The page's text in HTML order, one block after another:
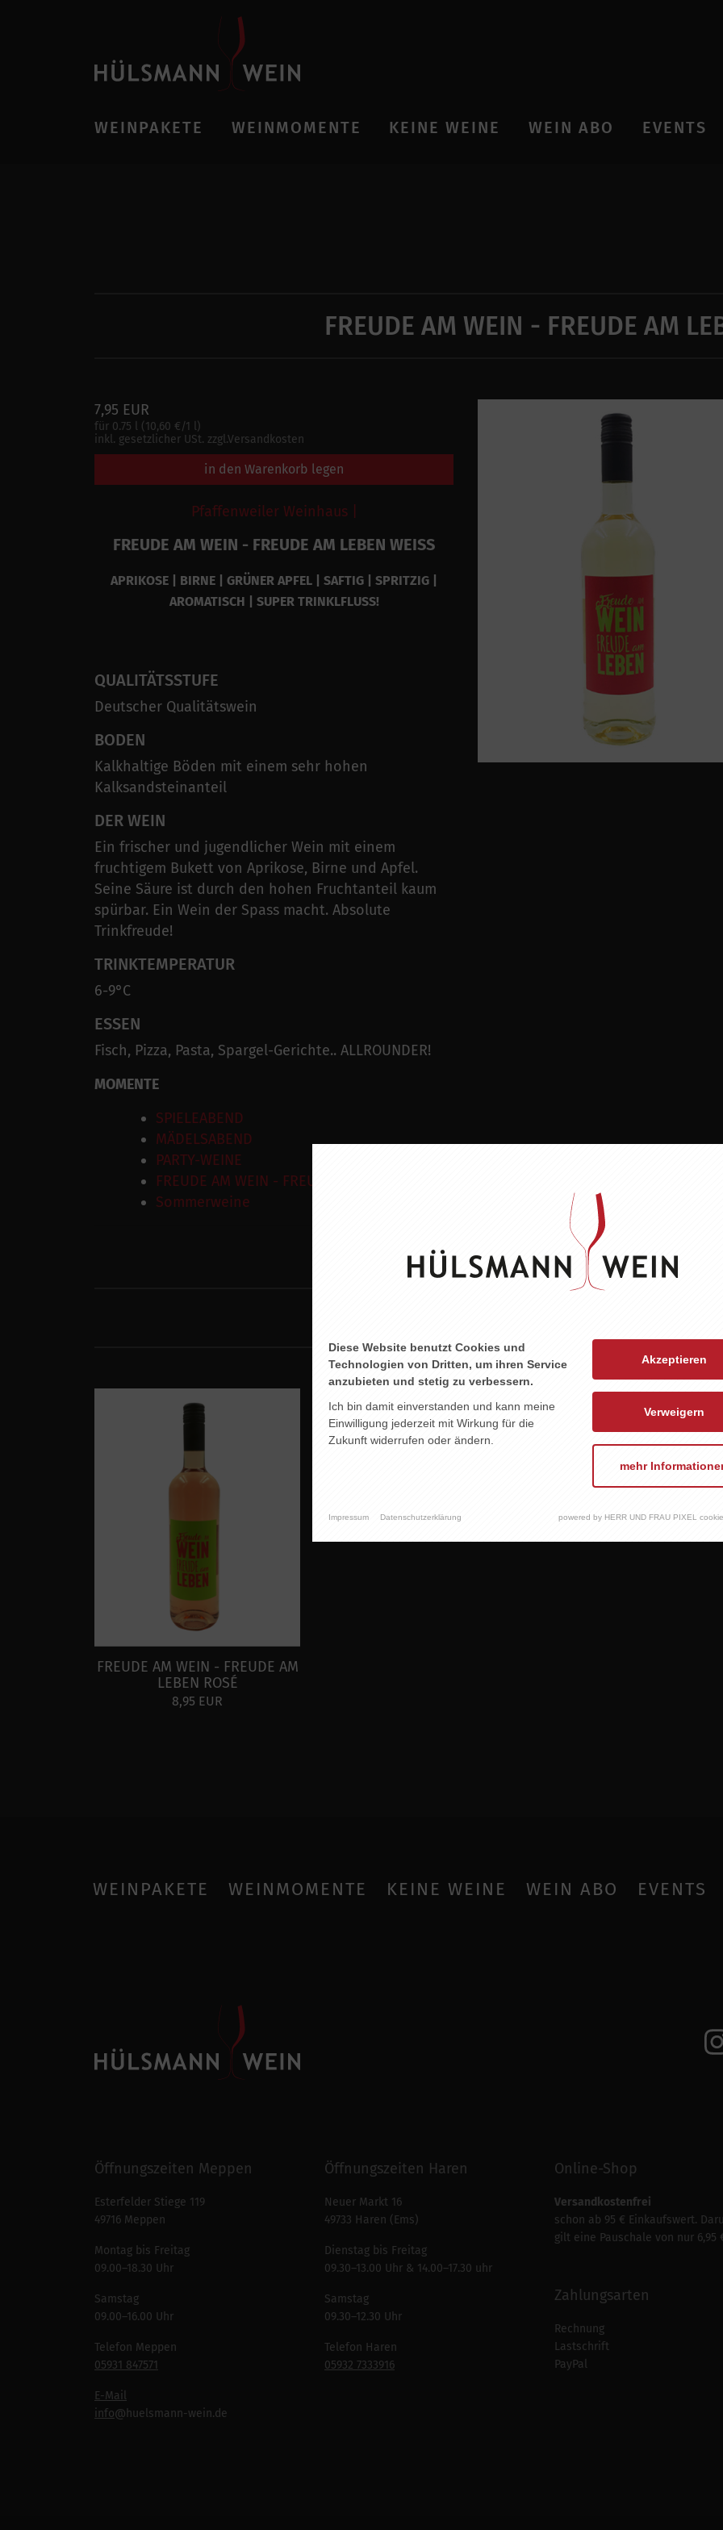
WEINPAKETE WEINMOMENTE KEINE WEINE WEIN ABO EVENTS
FREUDE AM WEIN - FREUDE AM
7,95 EUR
für 0.75 l (10,60 €/1 l)
inkl. gesetzlicher USt. zzgl.Versandkosten
in den Warenkorb legen
Pfaffenweiler Weinhaus |
FREUDE AM WEIN - FREUDE AM LEBEN WEISS
APRIKOSE | BIRNE | GRÜNER APFEL | SAFTIG | SPRITZIG |
AROMATISCH | SUPER TRINKLFLUSS!
QUALITÄTSSTUFE
Deutscher Qualitätswein
BODEN
Kalkhaltige Böden mit einem sehr hohen
Kalksandsteinanteil
DER WEIN
Ein frischer und jugendlicher Wein mit einem
fruchtigem Bukett von Aprikose, Birne und Apfel.
Seine Säure ist durch den hohen Fruchtanteil kaum
spürbar. Ein Wein der Spass macht. Absolute
Trinkfreude!
TRINKTEMPERATUR
6-9°C
ESSEN
Fisch, Pizza, Pasta, Spargel-Gerichte.. ALLROUNDER!
MOMENTE
SPIELEABEND
MÄDELSABEND
PARTY-WEINE
FREUDE AM WEIN - FREUDE AM LEBEN
Sommerweine
FREUDE AM WEIN - FREUDE AM
LEBEN ROSÉ
8,95 EUR
WEINPAKETE WEINMOMENTE KEINE WEINE WEIN ABO EVENTS
Öffnungszeiten Meppen
Esterfelder Stiege 119
49716 Meppen
Montag bis Freitag
09.00–18.30 Uhr
Samstag
09.00–16.00 Uhr
Telefon Meppen
05931 847571
E-Mail
info@huelsmann-wein.de
Öffnungszeiten Haren
Neuer Markt 16
49733 Haren (Ems)
Dienstag bis Freitag
09.30–13.00 Uhr & 14.00–17.30 uhr
Samstag
09.30–12.30 Uhr
Telefon Haren
05932 7333916
Online-Shop
Versandkostenfrei
schon ab 95 € Einkaufswert.
gilt eine Pauschale von nur 6,95
Zahlungsarten
Rechnung
Lastschrift
PayPal
Diese Website benutzt Cookies und
Technologien von Dritten, um ihren Service
anzubieten und stetig zu verbessern.
Ich bin damit einverstanden und kann meine
Einwilligung jederzeit mit Wirkung für die
Zukunft widerrufen oder ändern.
Akzeptieren
Verweigern
mehr
Impressum Datenschutzerklärung powered by HERR UND FRAU PIXEL